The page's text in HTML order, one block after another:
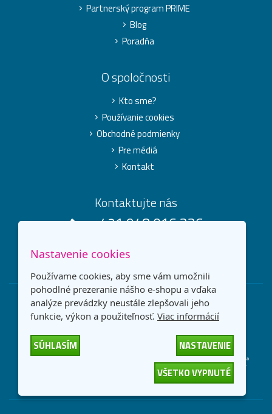
Partnerský program PRIME
Blog
Poradňa
O spoločnosti
Kto sme?
Používanie cookies
Obchodné podmienky
Pre médiá
Kontakt
Kontaktujte nás
+421 948 016 336
MOŽNOSTI PLATBY
DOPRAVNÉ METÓDY
Nastavenie cookies
Používame cookies, aby sme vám umožnili
pohodlné prezeranie nášho e-shopu a vďaka
analýze prevádzky neustále zlepšovali jeho
funkcie, výkon a použiteľnosť. Viac informácií
SÚHLASÍM
NASTAVENIE
VŠETKO VYPNUTÉ